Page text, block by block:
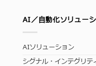
AI／自動化ソリュー
AIソリューション
シグナル・インテグリ